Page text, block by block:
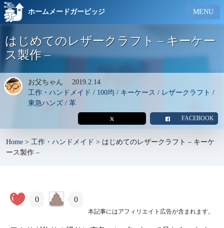
ホームメードガービッジ MENU
はじめてのレザークラフト – キーケー
ス製作 –
お父ちゃん 2019.2.14
工作・ハンドメイド / 100均 / キーケース / レザークラフト /
東急ハンズ / 革
FACEBOOK
Home > 工作・ハンドメイド > はじめてのレザークラフト – キーケ
ース製作 –
本記事にはアフィリエイト広告が含まれます。
0 0